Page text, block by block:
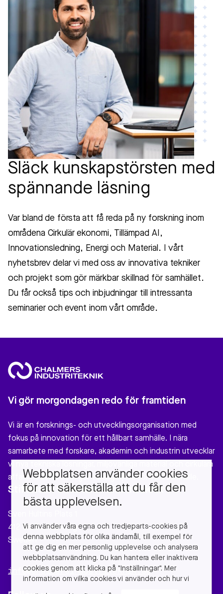
Släck kunskapstörsten med
spännande läsning
Var bland de första att få reda på ny forskning inom
områdena Cirkulär ekonomi, Tillämpad AI,
Innovationsledning, Energi och Material. I vårt
nyhetsbrev delar vi med oss av innovativa tekniker
och projekt som gör märkbar skillnad för samhället.
Du får också tips och inbjudningar till intressanta
seminarier och event inom vårt område.
Vi gör morgondagen redo för framtiden
Vi är en forsknings- och utvecklingsorganisation med
fokus på innovation för ett hållbart samhälle. I nära
samarbete med forskare, akademin och industrin utvecklar
vi nya tekniska lösningar, miljövänliga material och cirkulära
affärsmodeller som gör verklig nytta för vårt samhälle.
Stiftelsen Chalmers Industriteknik
Sven Hultins Plats 1
412 58 Gothenburg
Sweden
info@chalmersindustriteknik.se
Webbplatsen använder cookies
för att säkerställa att du får den
bästa upplevelsen.
Vi använder våra egna och tredjeparts-cookies på
denna webbplats för olika ändamål, till exempel för
att ge dig en mer personlig upplevelse och analysera
webbplatsanvändning. Du kan hantera eller inaktivera
cookies genom att klicka på "Inställningar". Mer
information om vilka cookies vi använder och hur vi